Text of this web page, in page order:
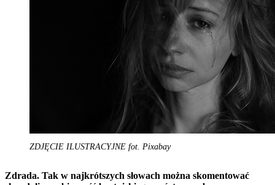
ZDJĘCIE ILUSTRACYJNE fot. Pixabay
Zdrada. Tak w najkrótszych słowach można skomentować